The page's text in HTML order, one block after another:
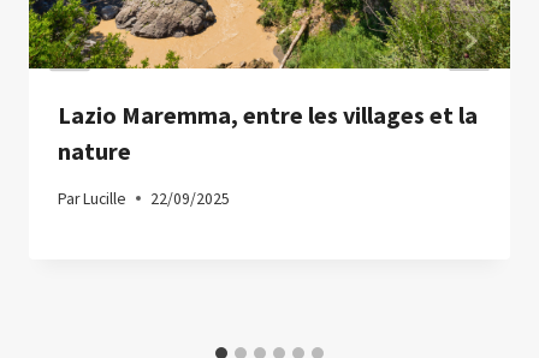
Lazio Maremma, entre les villages et la
nature
ParLucille 22/09/2025